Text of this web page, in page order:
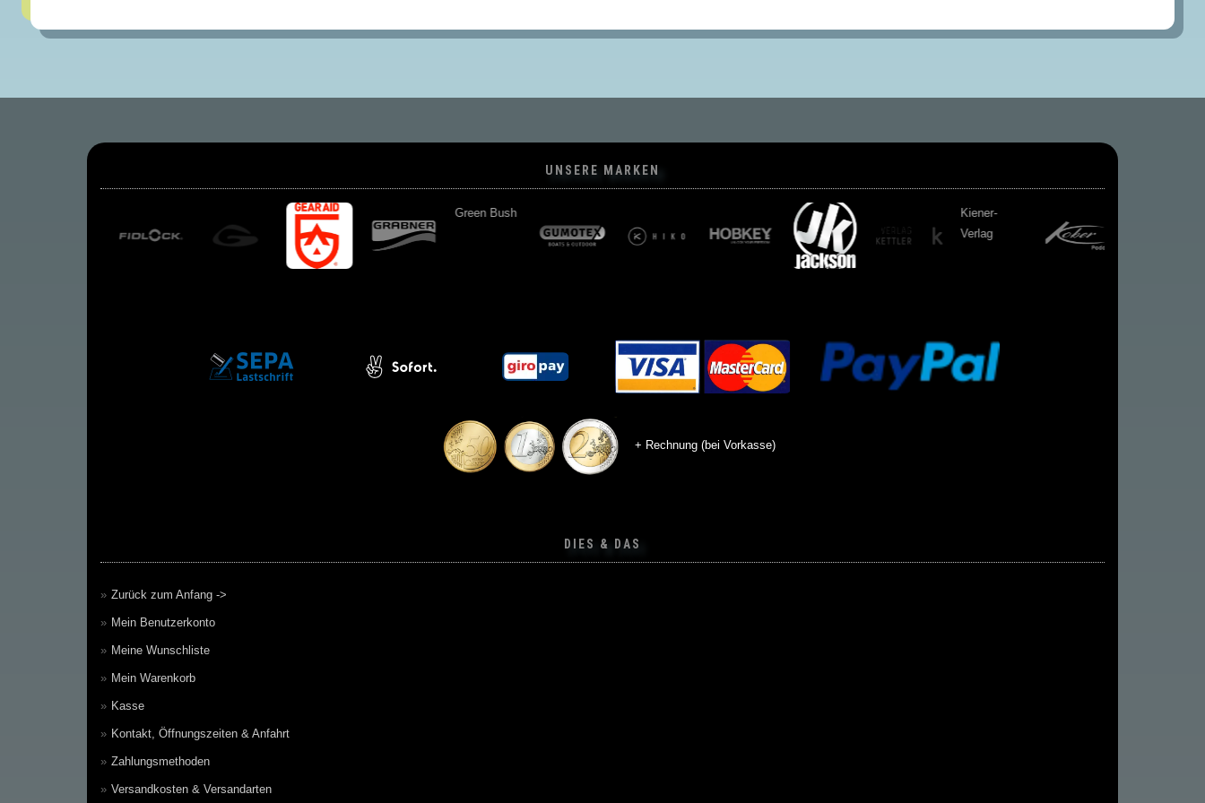
UNSERE MARKEN
Green Bush
Kiener-
Verlag
+ Rechnung (bei Vorkasse)
DIES & DAS
Zurück zum Anfang ->
Mein Benutzerkonto
Meine Wunschliste
Mein Warenkorb
Kasse
Kontakt, Öffnungszeiten & Anfahrt
Zahlungsmethoden
Versandkosten & Versandarten